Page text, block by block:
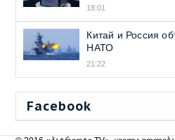
18:01
Китай и Россия
НАТО
21:22
Facebook